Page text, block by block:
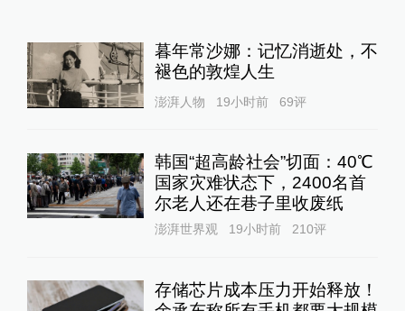
暮年常沙娜：记忆消逝处，不
褪色的敦煌人生
澎湃人物 19小时前 69评
韩国“超高龄社会”切面：40℃
国家灾难状态下，2400名首
尔老人还在巷子里收废纸
澎湃世界观 19小时前 210评
存储芯片成本压力开始释放！